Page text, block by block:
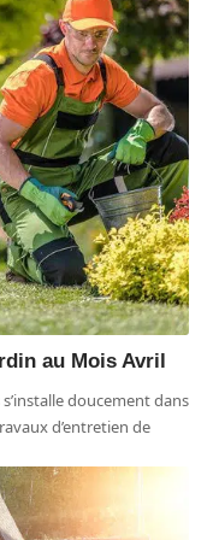
au Mois Avril
doucement dans
d’entretien de